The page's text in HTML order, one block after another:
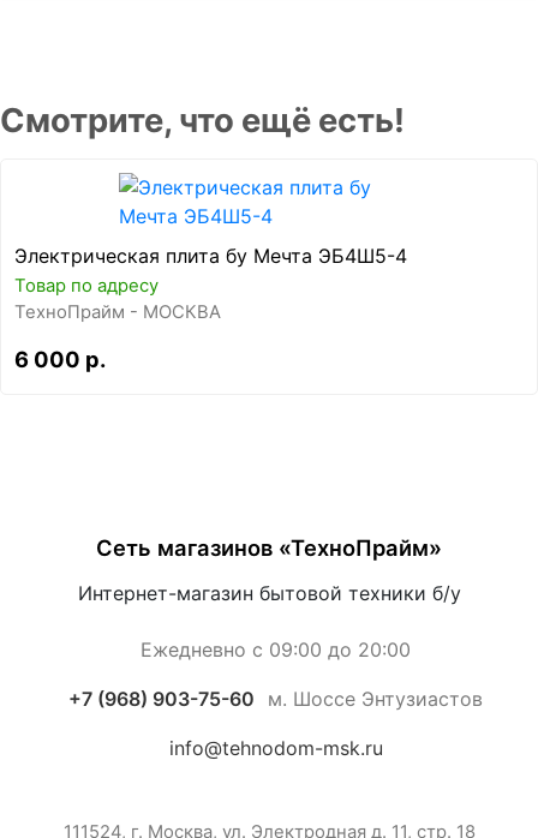
Смотрите, что ещё есть!
Электрическая плита бу Мечта ЭБ4Ш5-4
Товар по адресу
ТехноПрайм - МОСКВА
6 000 р.
Сеть магазинов «ТехноПрайм»
Интернет-магазин бытовой техники б/у
Ежедневно с 09:00 до 20:00
+7 (968) 903-75-60 м. Шоссе Энтузиастов
info@tehnodom-msk.ru
111524, г. Москва, ул. Электродная д. 11, стр. 18